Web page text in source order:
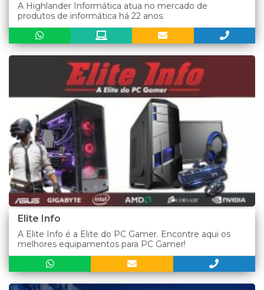
A Highlander Informática atua no mercado de
produtos de informática há 22 anos.
Elite Info
A Elite Info é a Elite do PC Gamer. Encontre aqui os
melhores equipamentos para PC Gamer!